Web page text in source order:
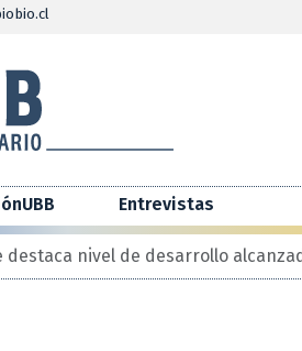
Entrevistas
destaca nivel de desarrollo